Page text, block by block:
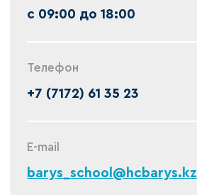
с 09:00 до 18:00
Телефон
+7 (7172) 61 35 23
E-mail
barys_school@hcbarys.kz